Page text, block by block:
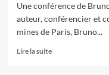
Une conférence de
auteur, conférencier et
mines de Paris, Bruno...
Lire la suiteEn